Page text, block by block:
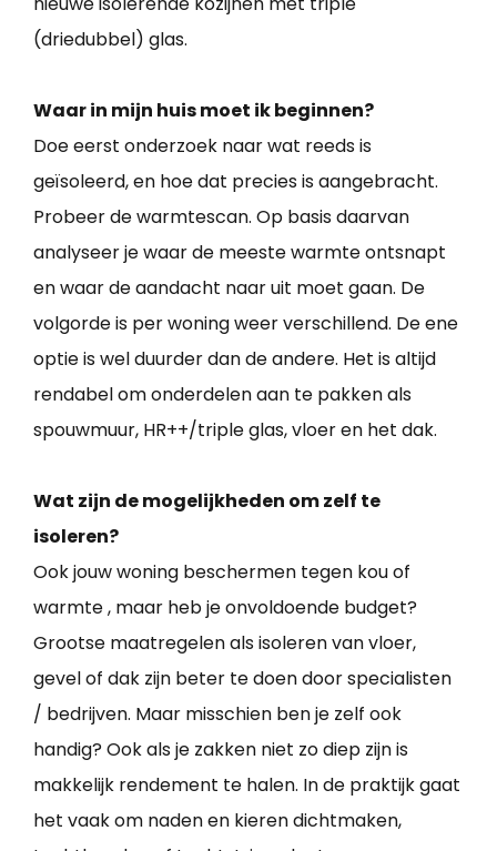
(driedubbel) glas.
Waar in mijn huis moet ik beginnen?
Doe eerst onderzoek naar wat reeds is
geïsoleerd, en hoe dat precies is aangebracht.
Probeer de warmtescan. Op basis daarvan
analyseer je waar de meeste warmte ontsnapt
en waar de aandacht naar uit moet gaan. De
volgorde is per woning weer verschillend. De ene
optie is wel duurder dan de andere. Het is altijd
rendabel om onderdelen aan te pakken als
spouwmuur, HR++/triple glas, vloer en het dak.
Wat zijn de mogelijkheden om zelf te
isoleren?
Ook jouw woning beschermen tegen kou of
warmte , maar heb je onvoldoende budget?
Grootse maatregelen als isoleren van vloer,
gevel of dak zijn beter te doen door specialisten
/ bedrijven. Maar misschien ben je zelf ook
handig? Ook als je zakken niet zo diep zijn is
makkelijk rendement te halen. In de praktijk gaat
het vaak om naden en kieren dichtmaken,